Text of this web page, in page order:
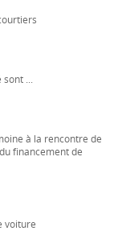
sont ...
à la rencontre de
financement de
voiture